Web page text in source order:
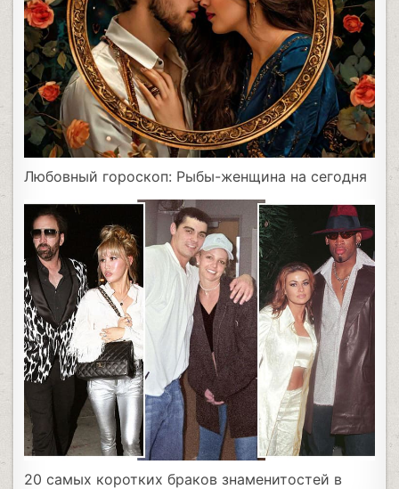
Любовный гороскоп: Рыбы-женщина на сегодня
20 самых коротких браков знаменитостей в